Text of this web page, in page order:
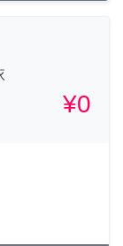
¥0